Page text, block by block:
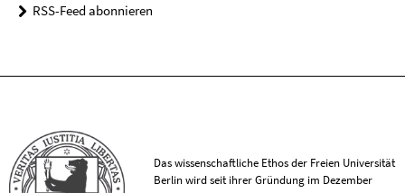
RSS-Feed abonnieren
Das wissenschaftliche Ethos der Freien Universität
Berlin wird seit ihrer Gründung im Dezember